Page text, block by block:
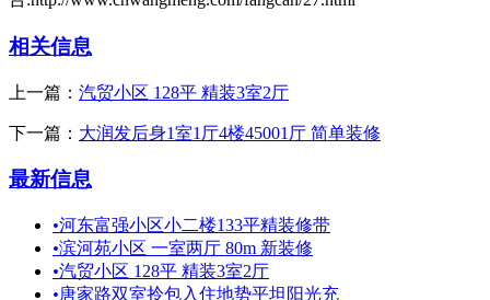
相关信息
上一篇： 汽贸小区 128平 精装3室2厅
下一篇： 大润发后身1室1厅4楼45001厅 简单装修
最新信息
•河东富强小区小二楼133平精装修带
•滨河苑小区 一室两厅 80m 新装修
•汽贸小区 128平 精装3室2厅
•唐家路双室拎包入住地势平坦阳光充